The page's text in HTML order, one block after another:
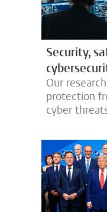
Security,
Our
protection
cyber